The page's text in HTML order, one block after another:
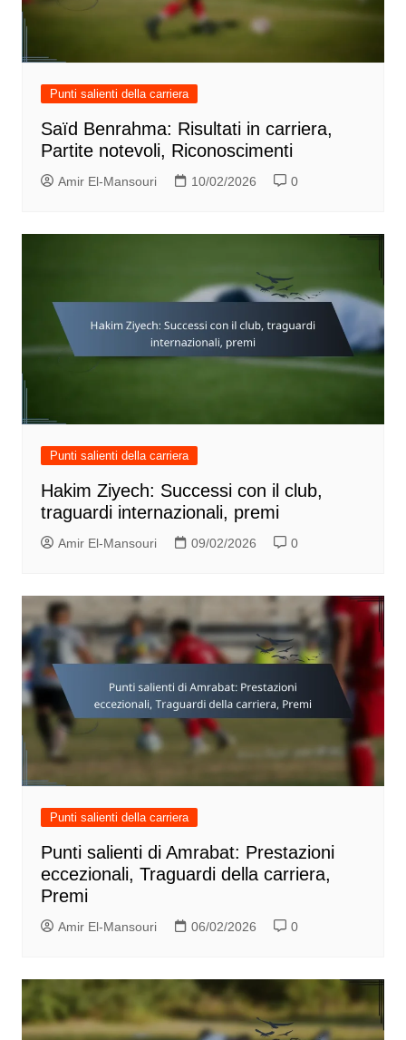
Punti salienti della carriera
Saïd Benrahma: Risultati in carriera,
Partite notevoli, Riconoscimenti
Amir El-Mansouri 10/02/2026 0
Punti salienti della carriera
Hakim Ziyech: Successi con il club,
traguardi internazionali, premi
Amir El-Mansouri 09/02/2026 0
Punti salienti della carriera
Punti salienti di Amrabat: Prestazioni
eccezionali, Traguardi della carriera,
Premi
Amir El-Mansouri 06/02/2026 0